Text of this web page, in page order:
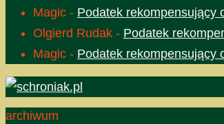
Magic - Podatek rekompensujący
Olgierd Rudak - Podatek
Magic - Podatek rekompensujący
archiwum